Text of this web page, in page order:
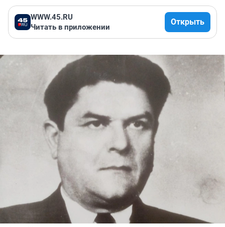
WWW.45.RU
Читать в приложении
Открыть